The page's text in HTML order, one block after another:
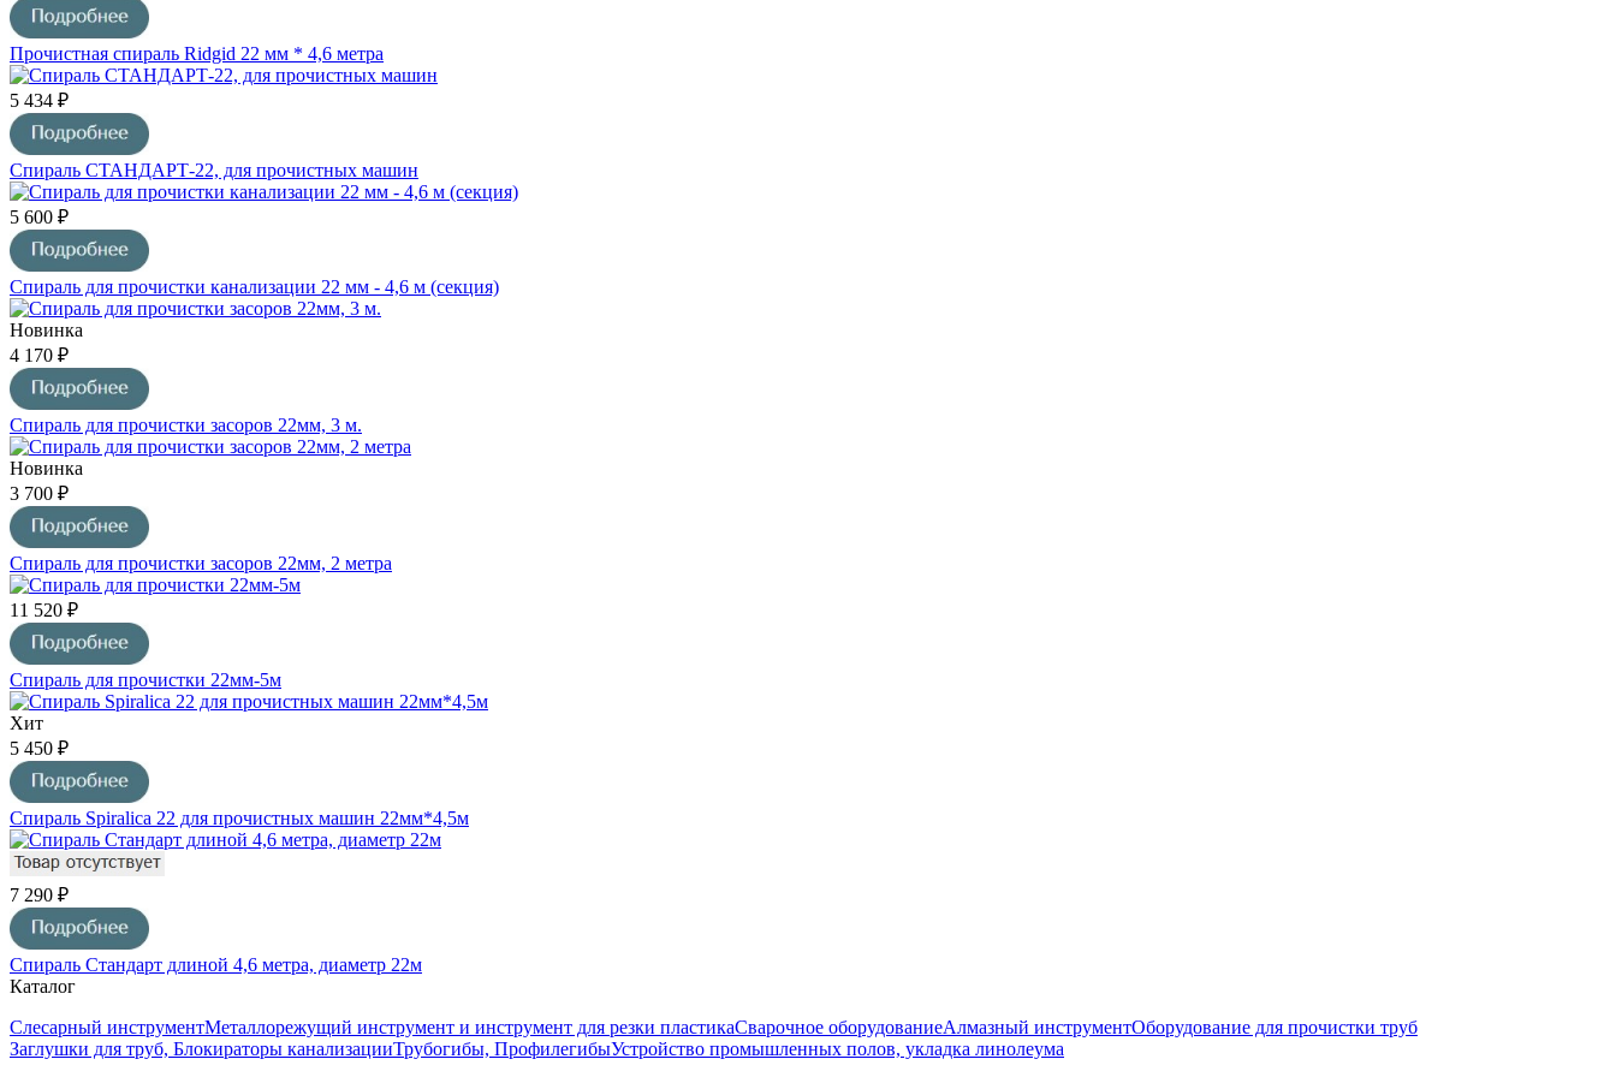
Прочистная спираль Ridgid 22 мм * 4,6 метра
5 434 ₽
Спираль СТАНДАРТ-22, для прочистных машин
5 600 ₽
Спираль для прочистки канализации 22 мм - 4,6 м (секция)
Новинка
4 170 ₽
Спираль для прочистки засоров 22мм, 3 м.
Новинка
3 700 ₽
Спираль для прочистки засоров 22мм, 2 метра
11 520 ₽
Спираль для прочистки 22мм-5м
Хит
5 450 ₽
Cпираль Spiralica 22 для прочистных машин 22мм*4,5м
7 290 ₽
Спираль Стандарт длиной 4,6 метра, диаметр 22м
Каталог
Слесарный инструментМеталлорежущий инструмент и инструмент для резки пластикаСварочное оборудованиеАлмазный инструментОборудование для прочистки труб
Заглушки для труб, Блокираторы канализацииТрубогибы, ПрофилегибыУстройство промышленных полов, укладка линолеума